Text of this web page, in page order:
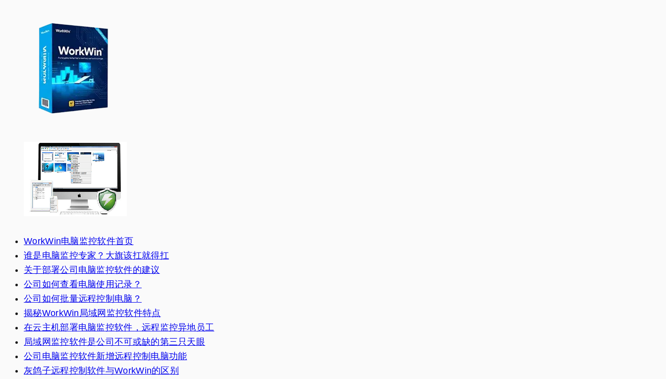
WorkWin电脑监控软件首页
谁是电脑监控专家？大旗该扛就得扛
关于部署公司电脑监控软件的建议
公司如何查看电脑使用记录？
公司如何批量远程控制电脑？
揭秘WorkWin局域网监控软件特点
在云主机部署电脑监控软件，远程监控异地员工
局域网监控软件是公司不可或缺的第三只天眼
公司电脑监控软件新增远程控制电脑功能
灰鸽子远程控制软件与WorkWin的区别